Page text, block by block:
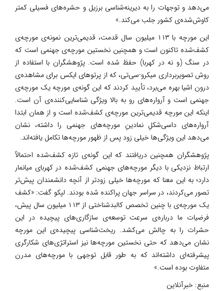
می‌دهد و توجهات را به دیرینه‌شناسی برزیل و حشره‌های فسیلی کمتر
کاوش‌شده‌ی کشور جلب می‌کند.»
این مورچه با ۱۱۳ میلیون سال قدمت، قدیمی‌ترین نمونه‌ی مورچه‌ی
کشف‌شده تاکنون است و همچنین نخستین مورچه‌ی جهنمی است که
در سنگ (و نه در کهربا) حفظ شده است. پژوهشگران با استفاده از
روش تصویربرداری میکرو-سی‌تی، که از پرتوهای ایکس برای مشاهده‌ی
درون اشیا بهره می‌برد، تأیید کردند که این گونه‌ی مورچه یک مورچه‌ی
جهنمی است و آرواره‌های رو به بالا ویژگی شناسایی‌کننده‌ی آن است.
اینکه این مورچه قدیمی‌ترین مورچه‌ی کشف‌شده است و از همان ابتدا
آرواره‌های داسی‌شکلِ نمادینِ مورچه‌های جهنمی را داشته، نشان
می‌دهد این ویژگی‌ها خیلی زود پس از ظهور مورچه‌ها تکامل یافته‌اند.
پژوهشگران همچنین دریافتند که این گونه‌ی تازه کشف‌شده احتمالاً
ارتباط نزدیکی با دیگر مورچه‌های جهنمی کشف‌شده در کهربای میانمار
دارد؛ به این معنا که مورچه‌ها خیلی زودتر از آنچه دانشمندان پیش‌تر
تصور می‌کردند، در سراسر جهان پراکنده شده بودند. لپکو گفت: «کشف
یک مورچه‌ی با چنین تخصص کالبدشناختی از ۱۱۳ میلیون سال پیش،
فرضیات ما درباره‌ی سرعت توسعه‌ی سازگاری‌های پیچیده در این
حشرات را به چالش می‌کشد. ریخت‌شناسی پیچیده‌ی این مورچه
نشان می‌دهد که حتی نخستین مورچه‌ها نیز استراتژی‌های شکارگری
پیشرفته‌ای داشته‌اند که به طور قابل توجهی با مورچه‌های مدرن
متفاوت بوده است.»
منبع: خبرآنلاین